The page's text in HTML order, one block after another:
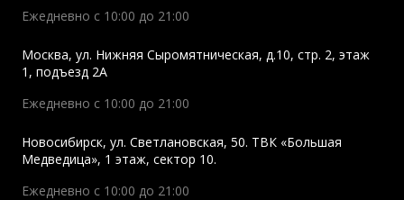
Ежедневно с 10:00 до 21:00
Москва, ул. Нижняя Сыромятническая, д.10, стр. 2, этаж
1, подъезд 2A
Ежедневно с 10:00 до 21:00
Новосибирск, ул. Светлановская, 50. ТВК «Большая
Медведица», 1 этаж, сектор 10.
Ежедневно с 10:00 до 21:00